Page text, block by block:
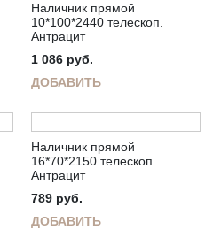
Наличник прямой
10*100*2440 телескоп.
Антрацит
1 086 руб.
ДОБАВИТЬ
Наличник прямой
16*70*2150 телескоп
Антрацит
789 руб.
ДОБАВИТЬ